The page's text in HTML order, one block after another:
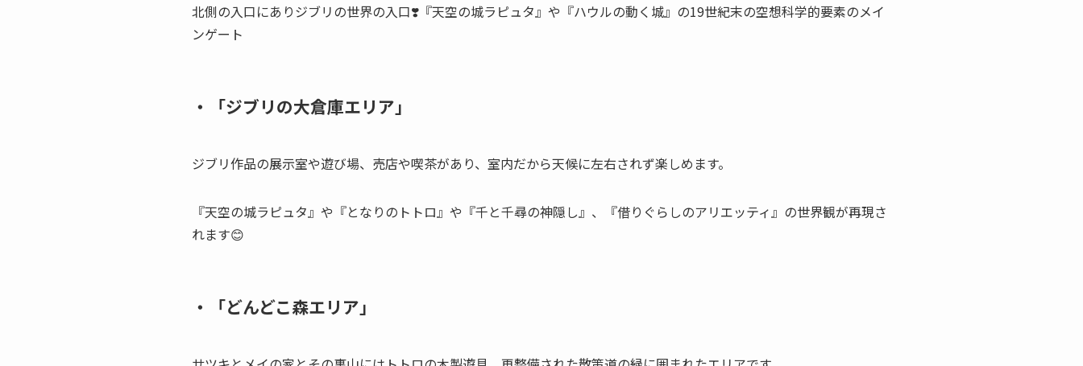
北側の入口にありジブリの世界の入口❣️『天空の城ラピュタ』や『ハウルの動く城』の19世紀末の空想科学的要素のメイ
ンゲート
・「ジブリの大倉庫エリア」
ジブリ作品の展示室や遊び場、売店や喫茶があり、室内だから天候に左右されず楽しめます。
『天空の城ラピュタ』や『となりのトトロ』や『千と千尋の神隠し』、『借りぐらしのアリエッティ』の世界観が再現さ
れます😊
・「どんどこ森エリア」